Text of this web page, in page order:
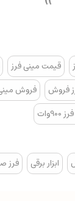
قیمت مینی فرز
فروش
فروش
ابزار برقی فرز